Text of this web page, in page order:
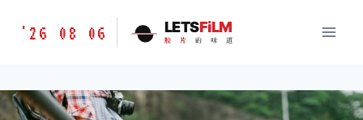
胶
味
道
'26 08 06 LETSFiLM
胶 片 的 味 道